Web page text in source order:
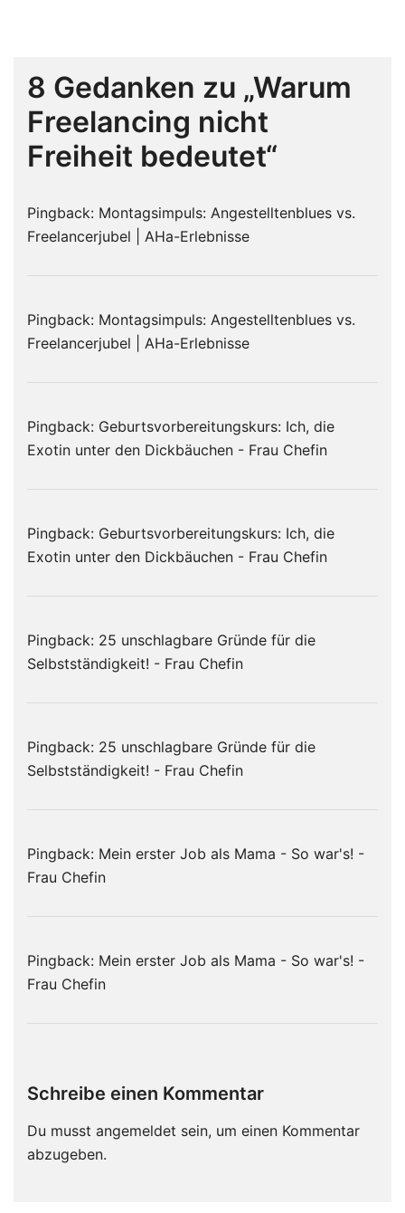
8 Gedanken zu „Warum
Freelancing nicht
Freiheit bedeutet“
Pingback: Montagsimpuls: Angestelltenblues vs.
Freelancerjubel | AHa-Erlebnisse
Pingback: Montagsimpuls: Angestelltenblues vs.
Freelancerjubel | AHa-Erlebnisse
Pingback: Geburtsvorbereitungskurs: Ich, die
Exotin unter den Dickbäuchen - Frau Chefin
Pingback: Geburtsvorbereitungskurs: Ich, die
Exotin unter den Dickbäuchen - Frau Chefin
Pingback: 25 unschlagbare Gründe für die
Selbstständigkeit! - Frau Chefin
Pingback: 25 unschlagbare Gründe für die
Selbstständigkeit! - Frau Chefin
Pingback: Mein erster Job als Mama - So war's! -
Frau Chefin
Pingback: Mein erster Job als Mama - So war's! -
Frau Chefin
Schreibe einen Kommentar
Du musst angemeldet sein, um einen Kommentar
abzugeben.